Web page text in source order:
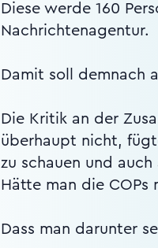
Diese werde 160
Nachrichtenagentur.
Damit soll demnach
Die Kritik an der
überhaupt nicht,
zu schauen und
Hätte man die
Dass man darunter